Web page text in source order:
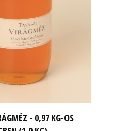
- 0,97 KG-OS